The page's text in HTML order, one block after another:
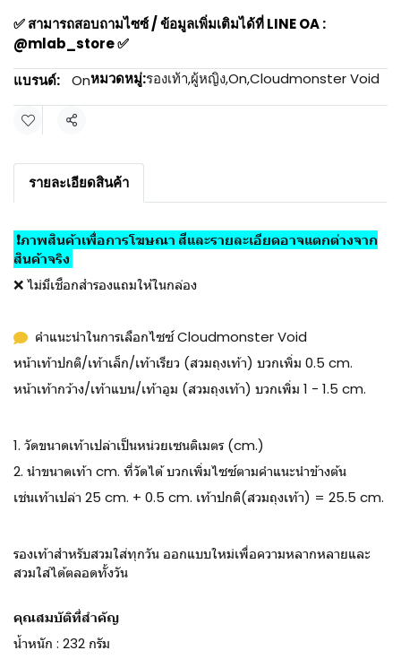
✅ สามารถสอบถามไซซ์ / ข้อมูลเพิ่มเติมได้ที่ LINE OA :
@mlab_store ✅
แบรนด์:
Onหมวดหมู่:รองเท้า,ผู้หญิง,On,Cloudmonster Void
แชร์
รายละเอียดสินค้า
❗ภาพสินค้าเพื่อการโฆษณา สีและรายละเอียดอาจแตกต่างจาก
สินค้าจริง ️
❌ ไม่มีเชือกสำรองแถมให้ในกล่อง
คำแนะนำในการเลือกไซซ์ Cloudmonster Void
หน้าเท้าปกติ/เท้าเล็ก/เท้าเรียว (สวมถุงเท้า) บวกเพิ่ม 0.5 cm.
หน้าเท้ากว้าง/เท้าแบน/เท้าอูม (สวมถุงเท้า) บวกเพิ่ม 1 - 1.5 cm.
1. วัดขนาดเท้าเปล่าเป็นหน่วยเซนติเมตร (cm.)
2. นำขนาดเท้า cm. ที่วัดได้ บวกเพิ่มไซซ์ตามคำแนะนำข้างต้น
เช่นเท้าเปล่า 25 cm. + 0.5 cm. เท้าปกติ(สวมถุงเท้า) = 25.5 cm.
รองเท้าสำหรับสวมใส่ทุกวัน ออกแบบใหม่เพื่อความหลากหลายและ
สวมใส่ได้ตลอดทั้งวัน
คุณสมบัติที่สำคัญ
น้ำหนัก : 232 กรัม